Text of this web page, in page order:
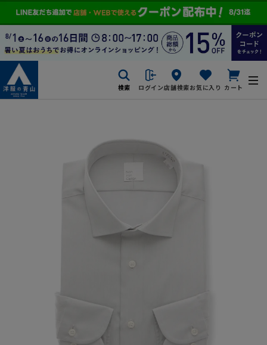
検索 ログイン店舗検索お気に入り カート